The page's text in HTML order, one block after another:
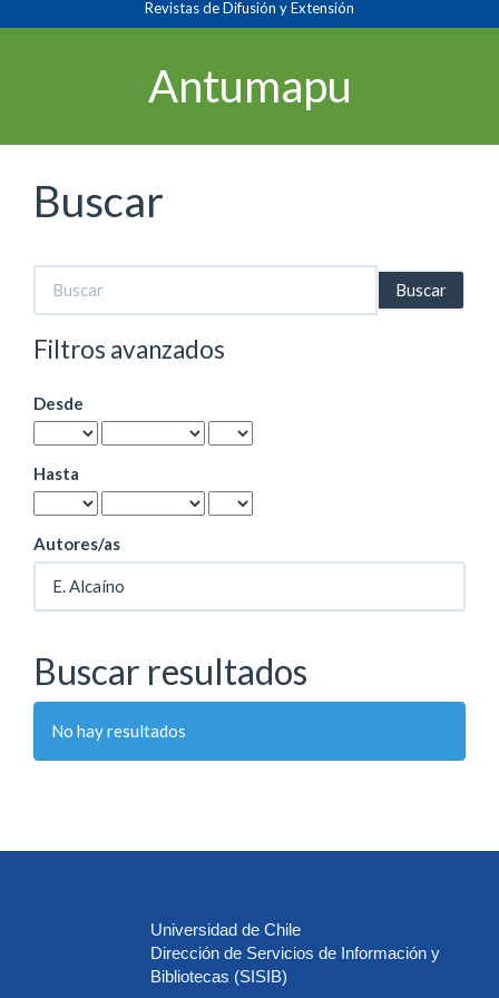
principal
Revistas de Difusión y Extensión
Antumapu
Buscar
Buscar
artículos
por
Filtros avanzados
Desde
Hasta
Autores/as
Buscar resultados
No hay resultados
Universidad de Chile
Dirección de Servicios de Información y
Bibliotecas (SISIB)